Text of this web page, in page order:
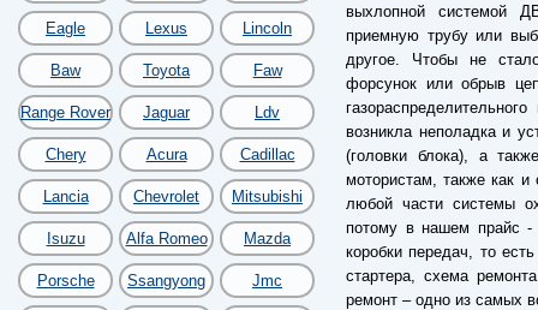
Eagle Lexus Lincoln
Baw Toyota Faw
Range Rover Jaguar Ldv
Chery Acura Cadillac
Lancia Chevrolet Mitsubishi
Isuzu Alfa Romeo Mazda
Porsche Ssangyong Jmc
выхлопной системой
приемную трубу или
другое. Чтобы не
форсунок или обрыв
возникла неполадка и
(головки блока), а
мотористам, также как
любой части системы
потому в нашем прайс
коробки передач, то
стартера, схема
ремонт – одно из самых